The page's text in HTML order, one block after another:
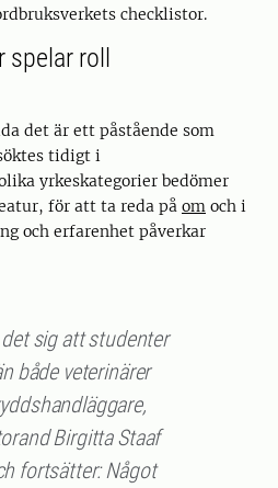
checklistor.
roll
det är ett påstående som
tidigt i
yrkeskategorier bedömer
för att ta reda på om och i
och erfarenhet påverkar
det sig att studenter
både veterinärer
Birgitta Staaf
fortsätter: Något